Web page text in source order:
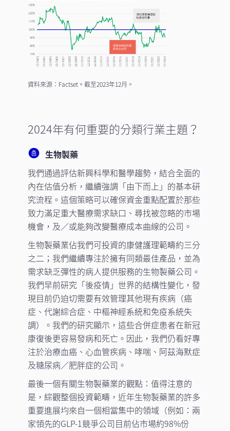
資料來源：Factset。截至2023年12月。
2024年有何重要的分類行業主題？
生物製藥
我們通過評估新興科學和醫學趨勢，結合全面的
內在估值分析，繼續強調「由下而上」的基本研
究流程。這個策略可以確保資金重點配置於那些
致力滿足重大醫療需求缺口、尋找被忽略的市場
機會，及／或能夠改變醫療成本曲線的公司。
生物製藥業佔我們可投資的康健護理範疇約三分
之二；我們繼續專注於擁有同類最佳產品，並為
需求缺乏彈性的病人提供服務的生物製藥公司。
我們早前研究「後疫情」世界的結構性變化，發
現目前仍迫切需要有效管理其他現有疾病（癌
症、代謝綜合症、中樞神經系統和免疫系統失
調）。我們的研究顯示，這些合併症患者在新冠
康復後更容易發病和死亡。因此，我們仍看好專
注於治療血癌、心血管疾病、哮喘、阿茲海默症
及糖尿病／肥胖症的公司。
最後一個有關生物製藥業的觀點：值得注意的
是，綜觀整個投資範疇，近年生物製藥業的許多
重要進展均來自一個相當集中的領域（例如：兩
家領先的GLP-1競爭公司目前佔市場約98%份